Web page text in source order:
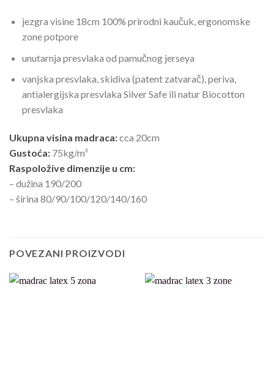
jezgra visine 18cm 100% prirodni kaučuk, ergonomske
zone potpore
unutarnja presvlaka od pamučnog jerseya
vanjska presvlaka, skidiva (patent zatvarač), periva,
antialergijska presvlaka Silver Safe ili natur Biocotton
presvlaka
Ukupna visina madraca:cca 20cm
Gustoća: 75kg/m³
Raspoložive dimenzije u cm:
– dužina 190/200
– širina 80/90/100/120/140/160
POVEZANI PROIZVODI